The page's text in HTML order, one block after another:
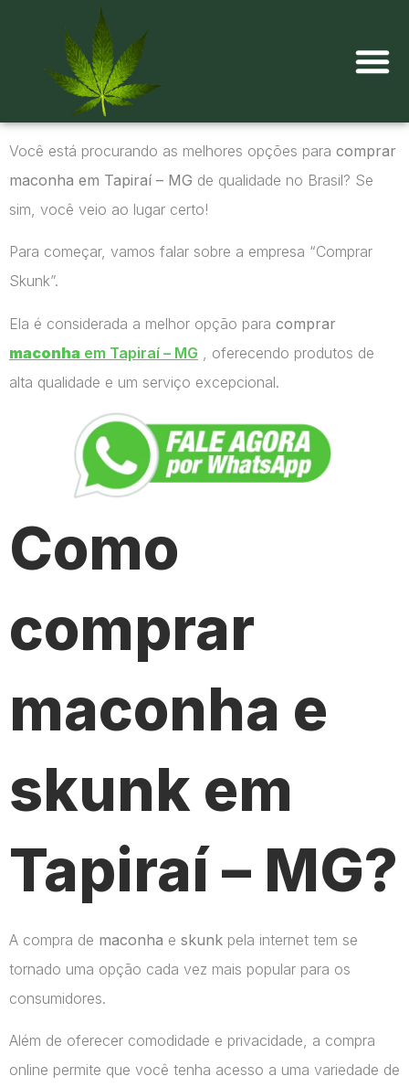
Você está procurando as melhores opções para comprar
maconha em Tapiraí – MG de qualidade no Brasil? Se
sim, você veio ao lugar certo!
Para começar, vamos falar sobre a empresa “Comprar
Skunk”.
Ela é considerada a melhor opção para comprar
maconha em Tapiraí – MG , oferecendo produtos de
alta qualidade e um serviço excepcional.
Como
comprar
maconha e
skunk em
Tapiraí – MG?
A compra de maconha e skunk pela internet tem se
tornado uma opção cada vez mais popular para os
consumidores.
Além de oferecer comodidade e privacidade, a compra
online permite que você tenha acesso a uma variedade de